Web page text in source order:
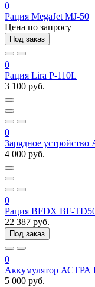
0
Рация MegaJet MJ-50
Цена по запросу
Под заказ
0
Рация Lira P-110L
3 100 руб.
0
Зарядное
4 000 руб.
0
Рация BFDX BF-
22 387 руб.
Под заказ
0
Аккумулятор АСТРА
5 000 руб.